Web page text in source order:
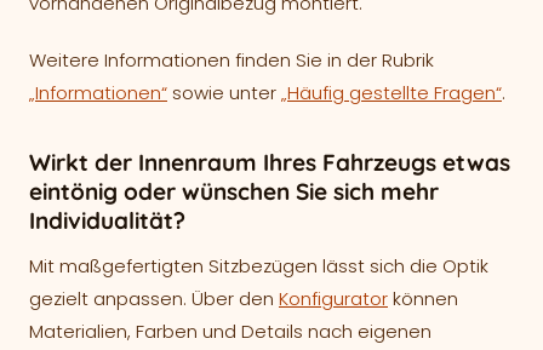
Weitere Informationen finden Sie in der Rubrik
„Informationen“ sowie unter„Häufig gestellte Fragen“.
Wirkt der Innenraum Ihres Fahrzeugs etwas
eintönig oder wünschen Sie sich mehr
Individualität?
Mit maßgefertigten Sitzbezügen lässt sich die Optik
gezielt anpassen. Über den Konfiguratorkönnen
Materialien, Farben und Details nach eigenen